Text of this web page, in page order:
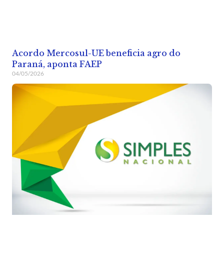
Acordo Mercosul-UE beneficia agro do
Paraná, aponta FAEP
04/05/2026